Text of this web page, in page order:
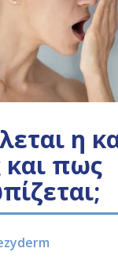
η
και πως